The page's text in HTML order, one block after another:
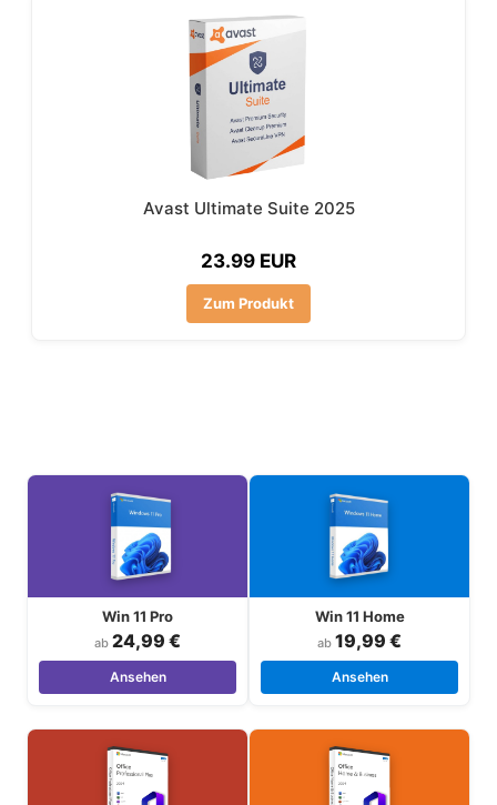
Avast Ultimate Suite 2025
23.99 EUR
Zum Produkt
Win 11 Pro
ab 24,99 €
Ansehen
Win 11 Home
ab 19,99 €
Ansehen